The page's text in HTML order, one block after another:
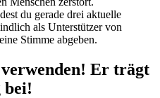
du gerade drei aktuelle
als Unterstützer von
Stimme abgeben.
Er trägt
bei!